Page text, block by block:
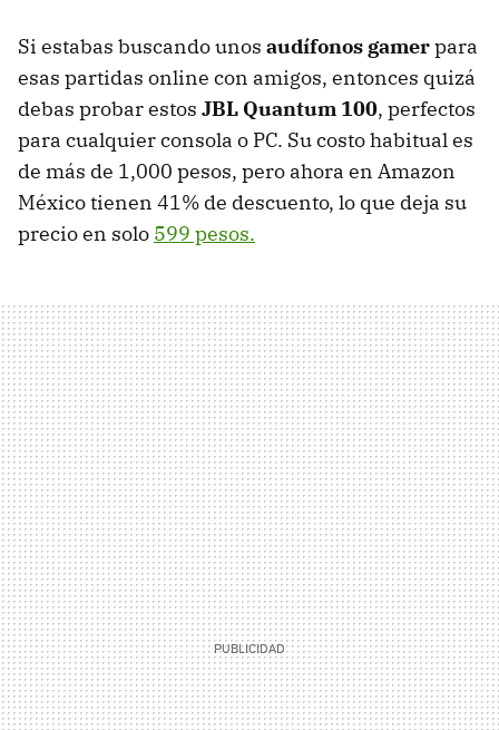
Si estabas buscando unos audífonos gamerpara
esas partidas online con amigos, entonces quizá
debas probar estos JBL Quantum 100, perfectos
para cualquier consola o PC. Su costo habitual es
de más de 1,000 pesos, pero ahora en Amazon
México tienen 41% de descuento, lo que deja su
precio en solo 599 pesos.